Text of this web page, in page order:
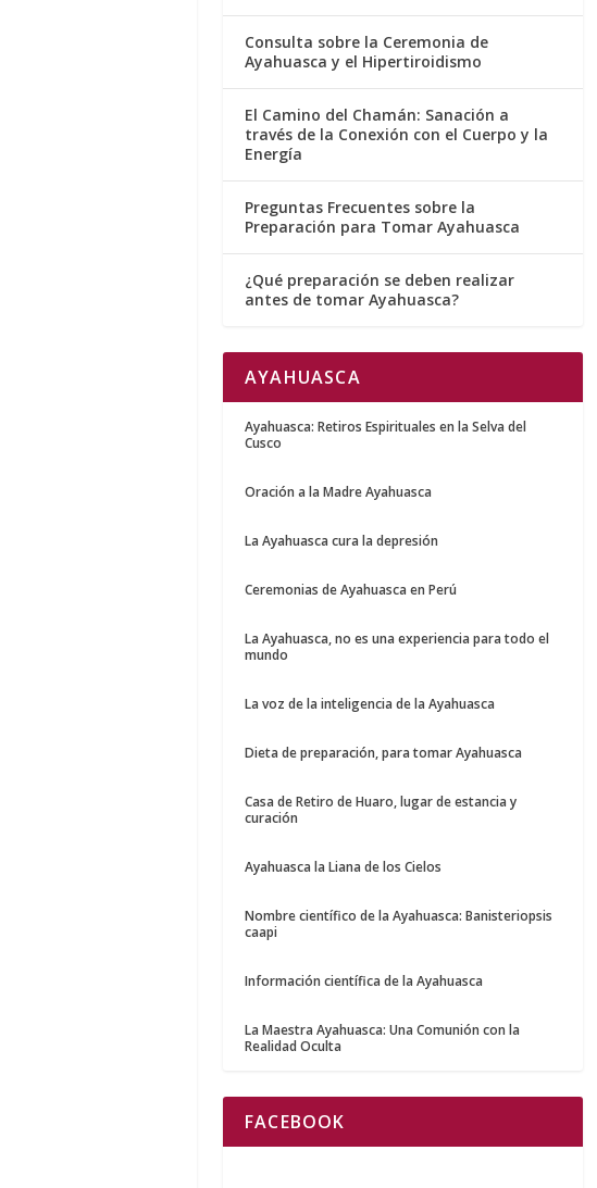
Consulta sobre la Ceremonia de
Ayahuasca y el Hipertiroidismo
El Camino del Chamán: Sanación a
través de la Conexión con el Cuerpo y la
Energía
Preguntas Frecuentes sobre la
Preparación para Tomar Ayahuasca
¿Qué preparación se deben realizar
antes de tomar Ayahuasca?
AYAHUASCA
Ayahuasca: Retiros Espirituales en la Selva del
Cusco
Oración a la Madre Ayahuasca
La Ayahuasca cura la depresión
Ceremonias de Ayahuasca en Perú
La Ayahuasca, no es una experiencia para todo el
mundo
La voz de la inteligencia de la Ayahuasca
Dieta de preparación, para tomar Ayahuasca
Casa de Retiro de Huaro, lugar de estancia y
curación
Ayahuasca la Liana de los Cielos
Nombre científico de la Ayahuasca: Banisteriopsis
caapi
Información científica de la Ayahuasca
La Maestra Ayahuasca: Una Comunión con la
Realidad Oculta
FACEBOOK